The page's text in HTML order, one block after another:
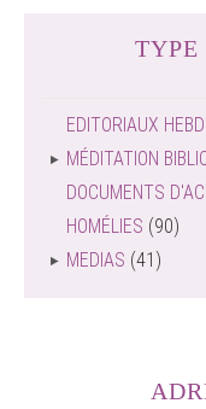
TYPE
EDITORIAUX
MÉDITATION
DOCUMENTS
HOMÉLIES (90)
MEDIAS (41)